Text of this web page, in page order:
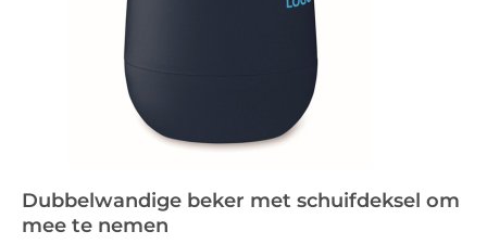
Dubbelwandige beker met schuifdeksel om
mee te nemen